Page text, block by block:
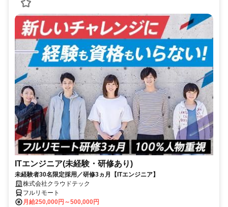
ITエンジニア(未経験・研修あり)
未経験者30名限定採用／研修3ヵ月【ITエンジニア】
株式会社クラウドテック
フルリモート
月給250,000円～500,000円